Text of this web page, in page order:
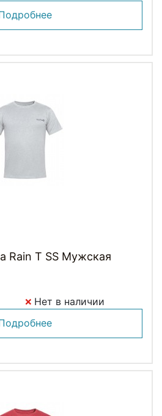
Rain T SS Мужская
Нет в наличии